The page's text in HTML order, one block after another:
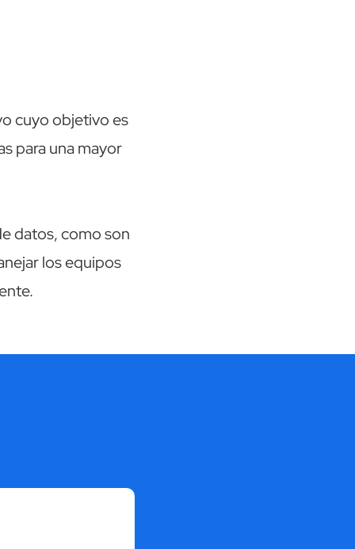
cuyo objetivo es
para una mayor
datos, como son
los equipos